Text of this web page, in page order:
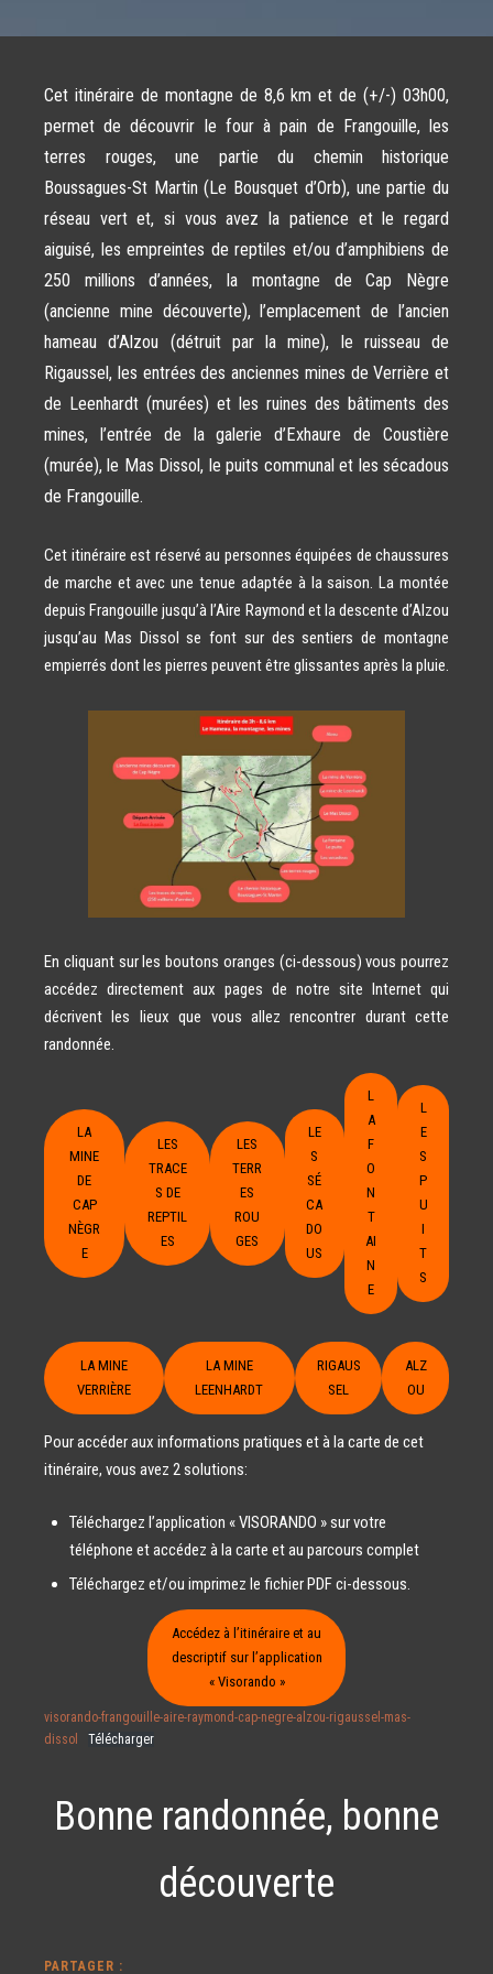
Cet itinéraire de montagne de 8,6 km et de (+/-) 03h00,
permet de découvrir le four à pain de Frangouille, les
terres rouges, une partie du chemin historique
Boussagues-St Martin (Le Bousquet d’Orb), une partie du
réseau vert et, si vous avez la patience et le regard
aiguisé, les empreintes de reptiles et/ou d’amphibiens de
250 millions d’années, la montagne de Cap Nègre
(ancienne mine découverte), l’emplacement de l’ancien
hameau d’Alzou (détruit par la mine), le ruisseau de
Rigaussel, les entrées des anciennes mines de Verrière et
de Leenhardt (murées) et les ruines des bâtiments des
mines, l’entrée de la galerie d’Exhaure de Coustière
(murée), le Mas Dissol, le puits communal et les sécadous
de Frangouille.
Cet itinéraire est réservé au personnes équipées de chaussures
de marche et avec une tenue adaptée à la saison. La montée
depuis Frangouille jusqu’à l’Aire Raymond et la descente d’Alzou
jusqu’au Mas Dissol se font sur des sentiers de montagne
empierrés dont les pierres peuvent être glissantes après la pluie.
En cliquant sur les boutons oranges (ci-dessous) vous pourrez
accédez directement aux pages de notre site Internet qui
décrivent les lieux que vous allez rencontrer durant cette
randonnée.
LA
MINE
DE
CAP
NÈGR
E
LES
TRACE
S DE
REPTIL
ES
LES
TERR
ES
ROU
GES
LE
S
SÉ
CA
DO
US
L
A
F
O
N
T
AI
N
E
L
E
S
P
U
I
T
S
LA MINE
VERRIÈRE
LA MINE
LEENHARDT
RIGAUS
SEL
ALZ
OU
Pour accéder aux informations pratiques et à la carte de cet
itinéraire, vous avez 2 solutions:
Téléchargez l’application « VISORANDO » sur votre
téléphone et accédez à la carte et au parcours complet
Téléchargez et/ou imprimez le fichier PDF ci-dessous.
Accédez à l’itinéraire et au
descriptif sur l’application
« Visorando »
visorando-frangouille-aire-raymond-cap-negre-alzou-rigaussel-mas-
dissol
Télécharger
Bonne randonnée, bonne
découverte
PARTAGER :
nouvelle fenêtre) X
Lire la suite…
RETROUVEZ NOS
Uncategorized
Retrouvez les interview de Onda Païs
Vallée d’Orb, durant lesquelles nous
présentons la prochaine édition de la
des Chapelles, sur notre page « On
nous ». Partager : Partager sur
sur X(ouvre dans une nouvelle fenêtre)